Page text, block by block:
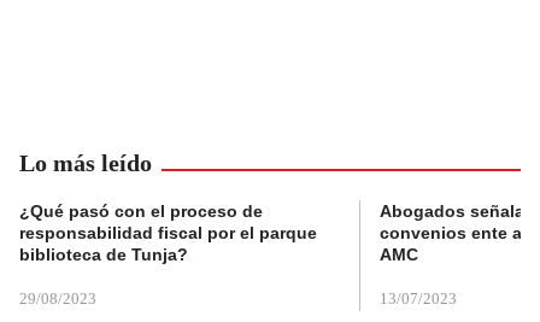
Lo más leído
¿Qué pasó con el proceso de
responsabilidad fiscal por el parque
biblioteca de Tunja?
29/08/2023
Abogados
convenios ente
AMC
13/07/2023